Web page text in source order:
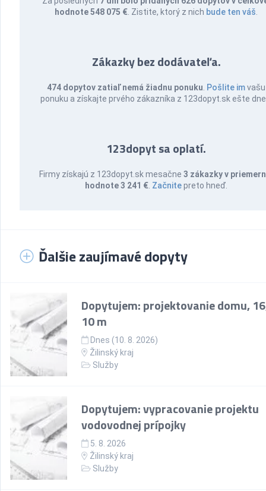
hodnote 548 075 € . Zistite, ktorý z nich bude ten váš
Zákazky bez dodávateľa.
474 dopytov zatiaľ nemá žiadnu ponuku Pošlite imvašu
ponuku a získajte prvého zákazníka z 123dopyt.sk ešte
123dopyt sa oplatí.
Firmy získajú z 123dopyt.sk mesačne3 zákazky v
hodnote 3 241 € Začnitepreto hneď.
Ďalšie zaujímavé dopyty
Dopytujem: projektovanie domu,
10 m
Dnes (10. 8. 2026)
Žilinský kraj
Služby
Dopytujem: vypracovanie projektu
vodovodnej prípojky
5. 8. 2026
Žilinský kraj
Služby